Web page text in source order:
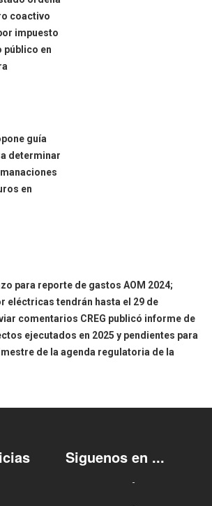
coactivo
impuesto
público en
guía
determinar
en
para reporte de gastos AOM 2024;
eléctricas tendrán hasta el 29 de
comentarios CREG publicó informe de
ejecutados en 2025 y pendientes para
de la agenda regulatoria de la
Siguenos en ...